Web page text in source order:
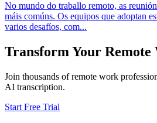
No mundo do traballo remoto, as
máis comúns. Os equipos que adoptan
varios desafíos, com...
Transform Your Remote
Join thousands ofremote work
AI transcription.
Start Free Trial